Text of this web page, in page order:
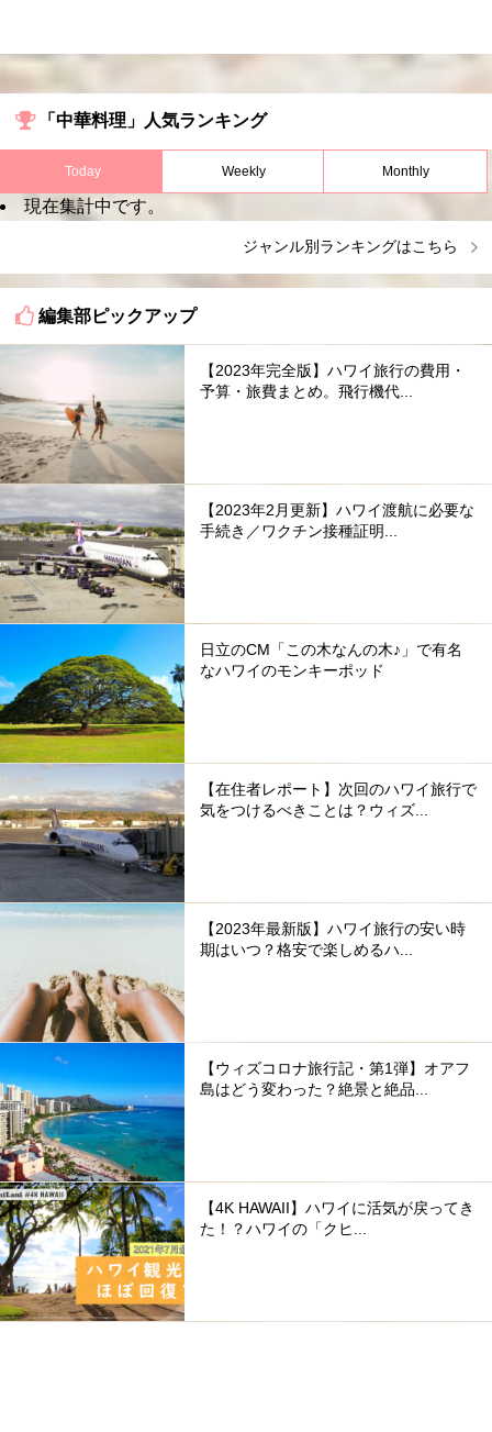
「中華料理」人気ランキング
Today Weekly Monthly
現在集計中です。
ジャンル別ランキングはこちら
編集部ピックアップ
【2023年完全版】ハワイ旅行の費用・
予算・旅費まとめ。飛行機代...
【2023年2月更新】ハワイ渡航に必要な
手続き／ワクチン接種証明...
日立のCM「この木なんの木♪」で有名
なハワイのモンキーポッド
【在住者レポート】次回のハワイ旅行で
気をつけるべきことは？ウィズ...
【2023年最新版】ハワイ旅行の安い時
期はいつ？格安で楽しめるハ...
【ウィズコロナ旅行記・第1弾】オアフ
島はどう変わった？絶景と絶品...
【4K HAWAII】ハワイに活気が戻ってき
た！？ハワイの「クヒ...